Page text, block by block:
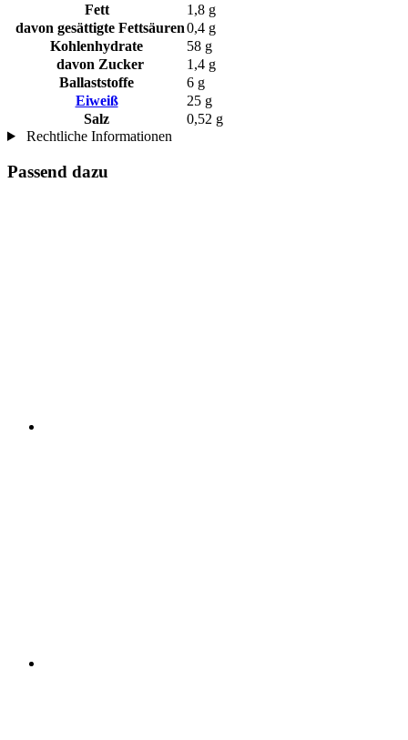
Fett
1,8 g
davon gesättigte Fettsäuren0,4 g
Kohlenhydrate
58 g
davon Zucker
1,4 g
Ballaststoffe
6 g
Eiweiß
25 g
Salz
0,52 g
Rechtliche Informationen
Passend dazu